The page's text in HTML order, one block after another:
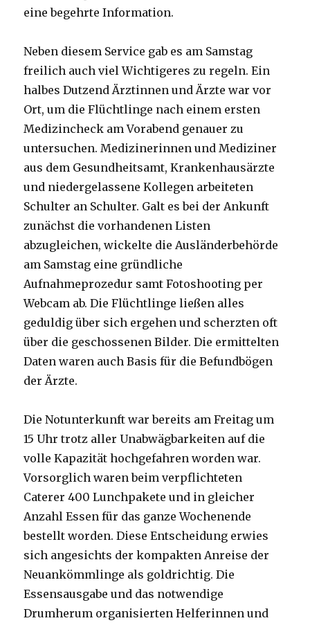
eine begehrte Information.
Neben diesem Service gab es am Samstag
freilich auch viel Wichtigeres zu regeln. Ein
halbes Dutzend Ärztinnen und Ärzte war vor
Ort, um die Flüchtlinge nach einem ersten
Medizincheck am Vorabend genauer zu
untersuchen. Medizinerinnen und Mediziner
aus dem Gesundheitsamt, Krankenhausärzte
und niedergelassene Kollegen arbeiteten
Schulter an Schulter. Galt es bei der Ankunft
zunächst die vorhandenen Listen
abzugleichen, wickelte die Ausländerbehörde
am Samstag eine gründliche
Aufnahmeprozedur samt Fotoshooting per
Webcam ab. Die Flüchtlinge ließen alles
geduldig über sich ergehen und scherzten oft
über die geschossenen Bilder. Die ermittelten
Daten waren auch Basis für die Befundbögen
der Ärzte.
Die Notunterkunft war bereits am Freitag um
15 Uhr trotz aller Unabwägbarkeiten auf die
volle Kapazität hochgefahren worden war.
Vorsorglich waren beim verpflichteten
Caterer 400 Lunchpakete und in gleicher
Anzahl Essen für das ganze Wochenende
bestellt worden. Diese Entscheidung erwies
sich angesichts der kompakten Anreise der
Neuankömmlinge als goldrichtig. Die
Essensausgabe und das notwendige
Drumherum organisierten Helferinnen und